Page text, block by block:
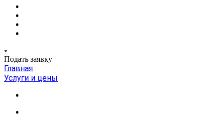
Подать заявку
Главная
Услуги и цены